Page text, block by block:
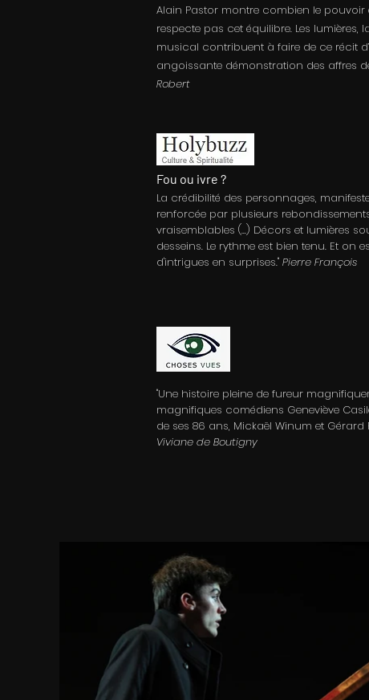
Alain Pastor montre combien le
respecte pas cet équilibre. Les lumières,
musical contribuent à faire de ce récit
angoissante démonstration des affres
Robert
Fou ou ivre ?
La crédibilité des personnages,
renforcée par plusieurs
vraisemblables (...) Décors et lumières
desseins. Le rythme est bien tenu. Et on
d'intrigues en surprises." Pierre François
"Une histoire pleine de fureur
magnifiques comédiens Geneviève
de ses 86 ans, Mickaël Winum et Gérard
Viviane de Boutigny